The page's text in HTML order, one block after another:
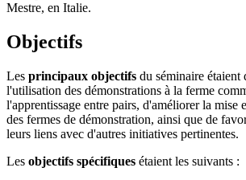
Mestre, en Italie.
Objectifs
Les principaux objectifs du séminaire
l'utilisation des démonstrations à la ferme
l'apprentissage entre pairs, d'améliorer la mise
des fermes de démonstration, ainsi que de
leurs liens avec d'autres initiatives pertinentes.
Les objectifs spécifiques étaient les suivants :